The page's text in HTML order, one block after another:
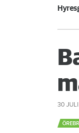
30 JULI